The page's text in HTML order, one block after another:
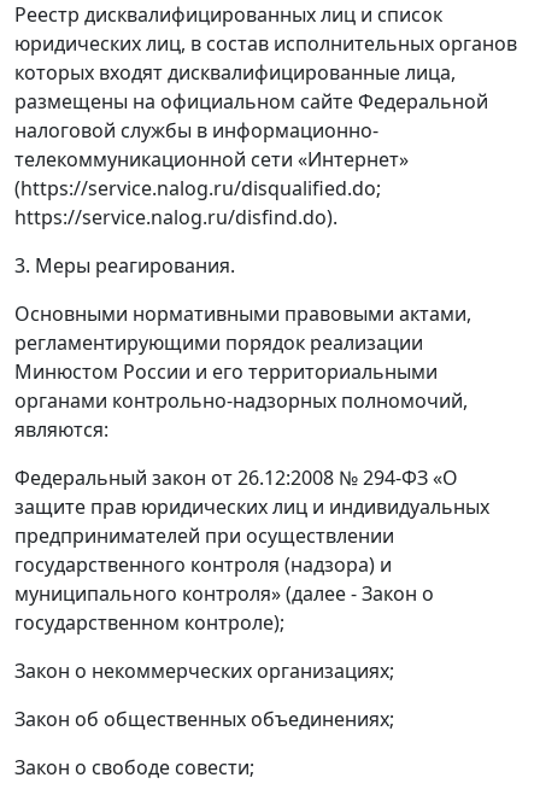
Реестр дисквалифицированных лиц и список
юридических лиц, в состав исполнительных органов
которых входят дисквалифицированные лица,
размещены на официальном сайте Федеральной
налоговой службы в информационно-
телекоммуникационной сети «Интернет»
(https://service.nalog.ru/disqualified.do;
https://service.nalog.ru/disfind.do).
3. Меры реагирования.
Основными нормативными правовыми актами,
регламентирующими порядок реализации
Минюстом России и его территориальными
органами контрольно-надзорных полномочий,
являются:
Федеральный закон от 26.12:2008 № 294-ФЗ «О
защите прав юридических лиц и индивидуальных
предпринимателей при осуществлении
государственного контроля (надзора) и
муниципального контроля» (далее - Закон о
государственном контроле);
Закон о некоммерческих организациях;
Закон об общественных объединениях;
Закон о свободе совести;